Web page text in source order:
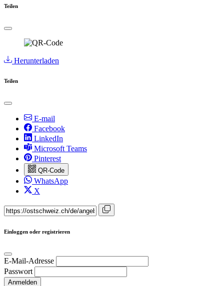
Teilen
Herunterladen
Teilen
E-mail
Facebook
LinkedIn
Microsoft Teams
Pinterest
QR-Code
WhatsApp
X
Einloggen oder registrieren
E-Mail-Adresse
Passwort
Anmelden